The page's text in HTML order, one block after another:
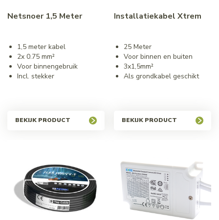
Netsnoer 1,5 Meter
1,5 meter kabel
2x 0.75 mm²
Voor binnengebruik
Incl. stekker
BEKIJK PRODUCT
Installatiekabel Xtrem
25 Meter
Voor binnen en buiten
3x1,5mm²
Als grondkabel geschikt
BEKIJK PRODUCT